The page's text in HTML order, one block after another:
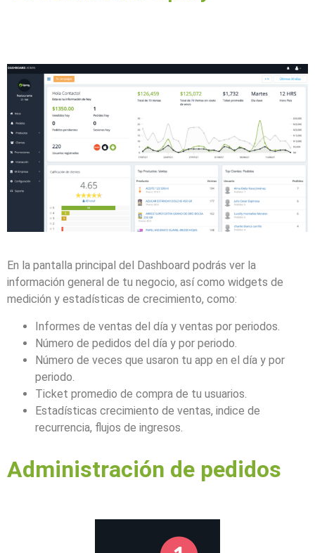
En la pantalla principal del Dashboard podrás ver la
información general de tu negocio, así como widgets de
medición y estadísticas de crecimiento, como:
Informes de ventas del día y ventas por periodos.
Número de pedidos del día y por periodo.
Número de veces que usaron tu app en el día y por
periodo.
Ticket promedio de compra de tu usuarios.
Estadísticas crecimiento de ventas, indice de
recurrencia, flujos de ingresos.
Administración de pedidos